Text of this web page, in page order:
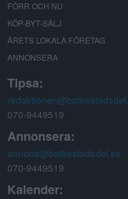
FÖRR OCH NU
KÖP-BYT-SÄLJ
ÅRETS LOKALA FÖRETAG
ANNONSERA
Tipsa:
070-9449519
Annonsera:
annons@battrestadsdel.se
070-9449519
Kalender: